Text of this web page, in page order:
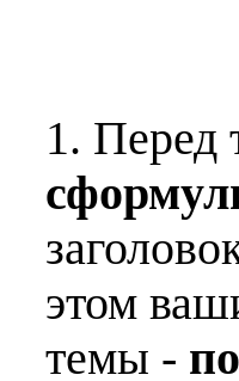
1. Перед
этом
темы -